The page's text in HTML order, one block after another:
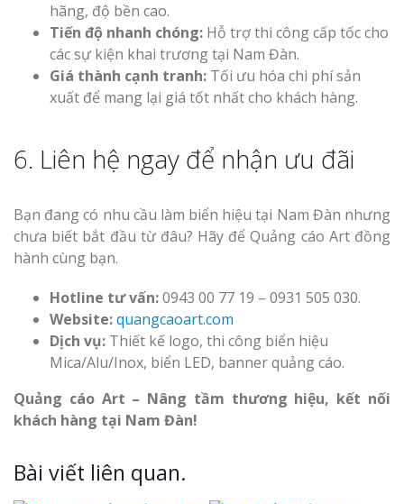
hãng, độ bền cao.
Tiến độ nhanh chóng: Hỗ trợ thi công cấp tốc cho
các sự kiện khai trương tại Nam Đàn.
Giá thành cạnh tranh: Tối ưu hóa chi phí sản
xuất để mang lại giá tốt nhất cho khách hàng.
6. Liên hệ ngay để nhận ưu đãi
Bạn đang có nhu cầu làm biển hiệu tại Nam Đàn nhưng
chưa biết bắt đầu từ đâu? Hãy để Quảng cáo Art đồng
hành cùng bạn.
Hotline tư vấn:0943 00 77 19 – 0931 505 030.
Website:quangcaoart.com
Dịch vụ: Thiết kế logo, thi công biển hiệu
Mica/Alu/Inox, biển LED, banner quảng cáo.
Quảng cáo Art – Nâng tầm thương hiệu, kết nối
khách hàng tại Nam Đàn!
Bài viết liên quan.